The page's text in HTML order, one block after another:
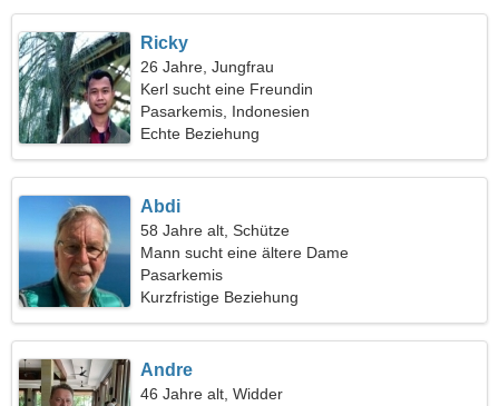
Ricky
26 Jahre, Jungfrau
Kerl sucht eine Freundin
Pasarkemis, Indonesien
Echte Beziehung
Abdi
58 Jahre alt, Schütze
Mann sucht eine ältere Dame
Pasarkemis
Kurzfristige Beziehung
Andre
46 Jahre alt, Widder